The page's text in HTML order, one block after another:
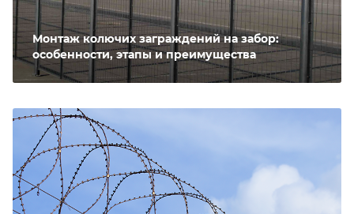
Монтаж колючих заграждений на забор:
особенности, этапы и преимущества